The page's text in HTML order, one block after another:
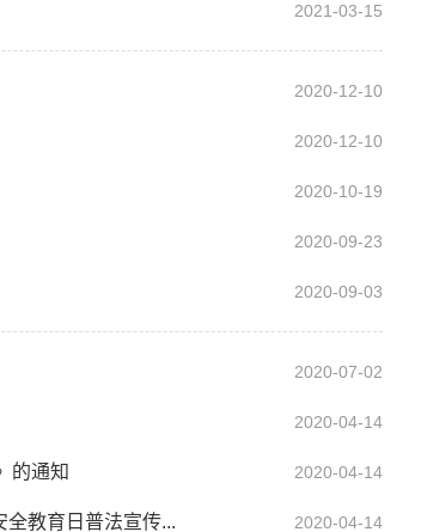
2021-03-15
2020-12-10
2020-12-10
2020-10-19
2020-09-23
2020-09-03
2020-07-02
2020-04-14
的通知 2020-04-14
教育日普法宣传... 2020-04-14